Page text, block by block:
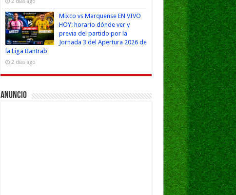
Mixco vs Marquense EN VIVO
HOY: horario dónde ver y
previa del partido por la
Jornada 3 del Apertura 2026 de
la Liga Bantrab
2 días ago
Anuncio